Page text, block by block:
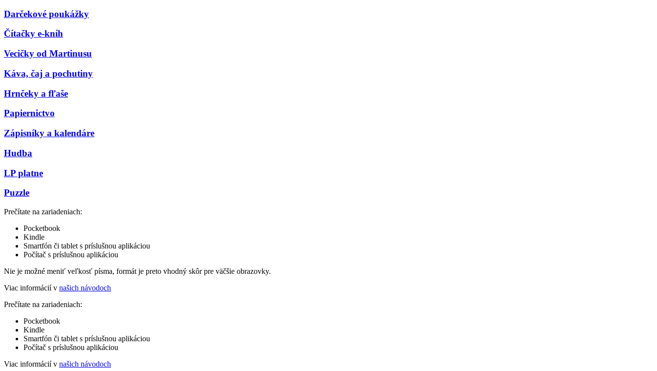
Darčekové poukážky
Čítačky e-kníh
Vecičky od Martinusu
Káva, čaj a pochutiny
Hrnčeky a fľaše
Papiernictvo
Zápisníky a kalendáre
Hudba
LP platne
Puzzle
Prečítate na zariadeniach:
Pocketbook
Kindle
Smartfón či tablet s príslušnou aplikáciou
Počítač s príslušnou aplikáciou
Nie je možné meniť veľkosť písma, formát je preto vhodný skôr pre väčšie obrazovky.
Viac informácií v našich návodoch
Prečítate na zariadeniach:
Pocketbook
Kindle
Smartfón či tablet s príslušnou aplikáciou
Počítač s príslušnou aplikáciou
Viac informácií v našich návodoch